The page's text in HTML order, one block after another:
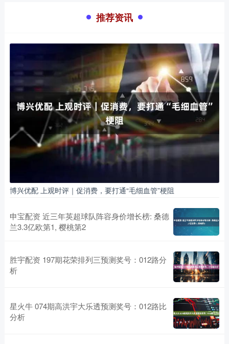
推荐资讯
博兴优配 上观时评｜促消费，要打通“毛细血管”梗阻
申宝配资 近三年英超球队阵容身价增长榜: 桑德
兰3.3亿欧第1, 樱桃第2
胜宇配资 197期花荣排列三预测奖号：012路分
析
星火牛 074期高洪宇大乐透预测奖号：012路比
分析